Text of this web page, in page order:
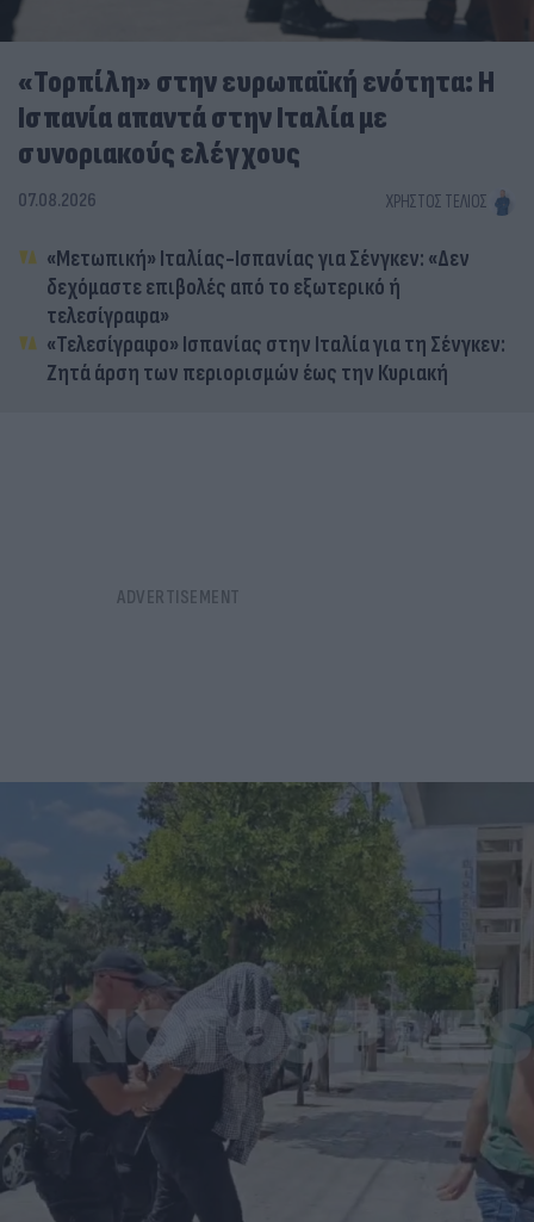
«Τορπίλη» στην ευρωπαϊκή ενότητα: Η
Ισπανία απαντά στην Ιταλία με
συνοριακούς ελέγχους
07.08.2026 ΧΡΉΣΤΟΣ ΤΈΛΙΟΣ
«Μετωπική» Ιταλίας-Ισπανίας για Σένγκεν: «Δεν
δεχόμαστε επιβολές από το εξωτερικό ή
τελεσίγραφα»
«Τελεσίγραφο» Ισπανίας στην Ιταλία για τη Σένγκεν:
Ζητά άρση των περιορισμών έως την Κυριακή